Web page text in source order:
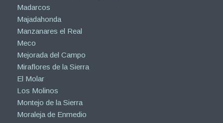
Madarcos
Majadahonda
Manzanares el Real
Meco
Mejorada del Campo
Miraflores de la Sierra
El Molar
Los Molinos
Montejo de la Sierra
Moraleja de Enmedio